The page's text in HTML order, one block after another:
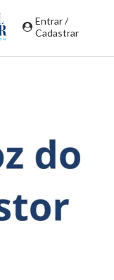
Entrar /
Cadastrar